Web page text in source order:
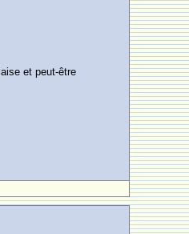
et peut-être